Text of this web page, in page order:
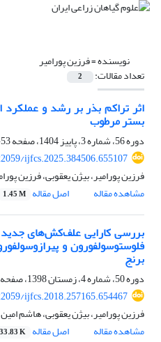
نویسنده =فرزین پورامیر
تعداد مقالات: 2
اثر تراکم بذر بر رشد و
بستر مرطوب
دوره 56، شماره 3، پاییز 1404، صفحه
53-65
ijfcs.2025.384506.655107
فرزین پورامیر، بیژن یعقوبی، فرزین
مشاهده مقاله
اصل مقاله 1.45 M
بررسی کارایی علف‌کش‌های جدید
فلوستوسولفورون و
برنج
دوره 50، شماره 4، زمستان 1398، صفحه
ijfcs.2018.257165.654467
فرزین پورامیر، بیژن یعقوبی، هاشم امین
مشاهده مقاله
اصل مقاله K